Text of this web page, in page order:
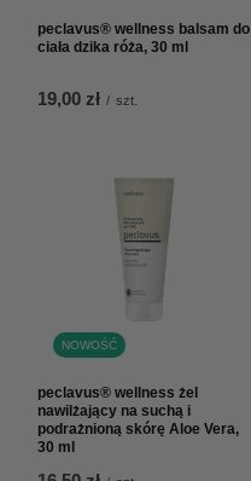
peclavus® wellness balsam do
ciała dzika róża, 30 ml
19,00 zł / szt.
NOWOŚĆ
peclavus® wellness żel
nawilżający na suchą i
podrażnioną skórę Aloe Vera,
30 ml